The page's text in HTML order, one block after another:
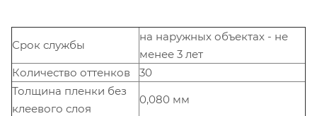
Срок службы
на наружных объектах - не
менее 3 лет
Количество оттенков
30
Толщина пленки без
клеевого слоя
0,080 мм